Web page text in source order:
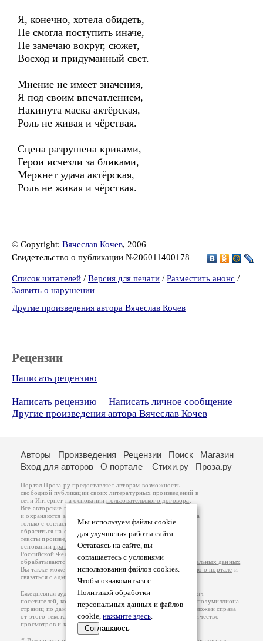
Я, конечно, хотела обидеть,
Не смогла поступить иначе,
Не замечаю вокруг, сюжет,
Восход и придуманный свет.
Мнение не имеет значения,
Я под своим впечатлением,
Накинута маска актёрская,
Роль не живая и чёрствая.
Сцена разрушена криками,
Герои исчезли за бликами,
Меркнет удача актёрская,
Роль не живая и чёрствая.
© Copyright: Вячеслав Кочев, 2006
Свидетельство о публикации №206011400178
Список читателей / Версия для печати / Разместить анонс /
Заявить о нарушении
Другие произведения автора Вячеслав Кочев
Рецензии
Написать рецензию
Написать рецензию
Написать личное сообщение
Другие произведения автора Вячеслав Кочев
Мы используем файлы cookie
для улучшения работы сайта.
Оставаясь на сайте, вы
соглашаетесь с условиями
использования файлов cookies.
Чтобы ознакомиться с
Политикой обработки
персональных данных и файлов
cookie, нажмите здесь.
Соглашаюсь
Авторы Произведения Рецензии Поиск
Магазин
Вход для авторов
О портале Стихи.ру Проза.ру
Портал Проза.ру предоставляет авторам возможность
свободной публикации своих литературных произведений в
сети Интернет на основаниипользовательского договора
Все авторские права на произведения принадлежат авторам
и охраняются законом
. Перепечатка произведений возможна
только с согласия его автора, к которому вы можете
обратиться на его авторской странице. Ответственность за
тексты произведений авторы несут самостоятельно на
основанииправил публикацииизаконодательства
Российской Федерации
обрабатываются на основанииПолитики обработки персональных данных
Вы также можете посмотреть более подробнуюинформацию о портале и
связаться с администрацией
Ежедневная аудитория портала Проза.ру – порядка 100 тысяч
посетителей, которые в общей сумме просматривают более полумиллиона
страниц по данным счетчика посещаемости, который расположен справа
от этого текста. В каждой графе указано по две цифры: количество
просмотров и количество посетителей.